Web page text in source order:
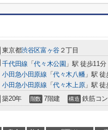
東京都渋谷区富ヶ谷２丁目
千代田線 「代々木公園 」駅 徒歩11分
小田急小田原線 「代々木八幡 」駅 徒
小田急小田原線 「代々木上原」駅 徒
築20年 階数 7階建 構造 鉄筋コ